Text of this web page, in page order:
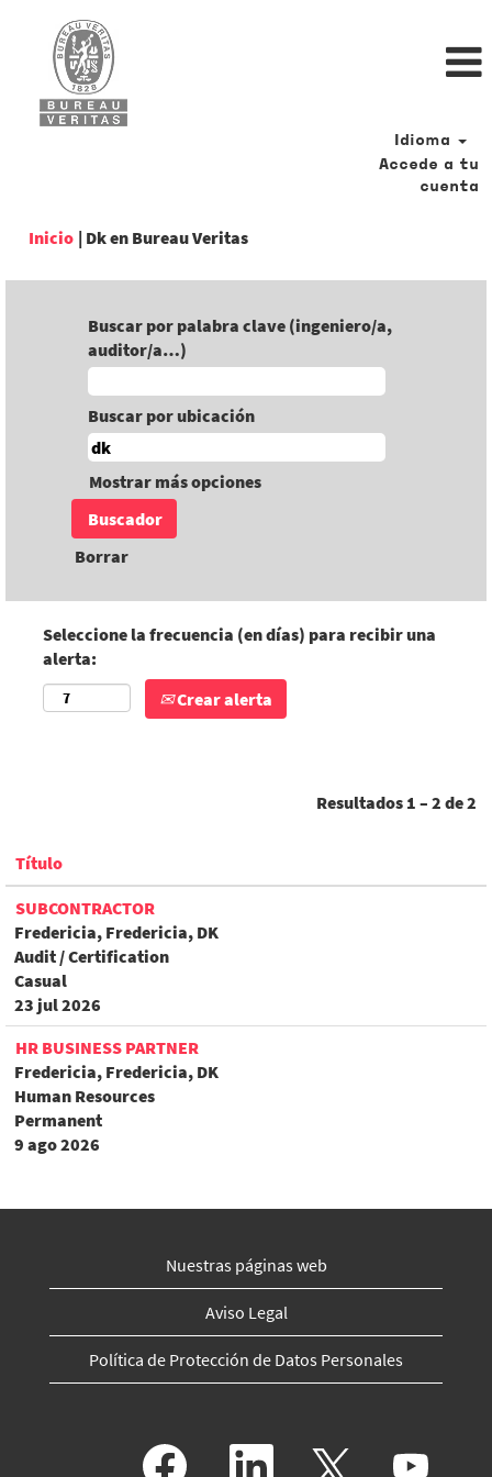
Idioma
Accede a tu
cuenta
Inicio | Dk en Bureau Veritas(página
Buscar por palabra clave (ingeniero/a,
auditor/a…)
Buscar por ubicación
Mostrar más opciones
Borrar
Seleccione la frecuencia (en días) para recibir una
alerta:
Crear alerta
Resultados 1 – 2 de2
Título
SUBCONTRACTOR
Fredericia, Fredericia, DK
Audit / Certification
Casual
23 jul 2026
HR BUSINESS PARTNER
Fredericia, Fredericia, DK
Human Resources
Permanent
9 ago 2026
Nuestras páginas web
Aviso Legal
Política de Protección de Datos Personales
S
e
S
S